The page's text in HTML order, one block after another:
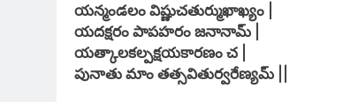
యన్మండలం విష్ణుచతుర్ముఖాఖ్యం |
యదక్షరం పాపహరం జనానామ్ |
యత్కాలకల్పక్షయకారణం చ |
పునాతు మాం తత్సవితుర్వరేణ్యమ్ ||